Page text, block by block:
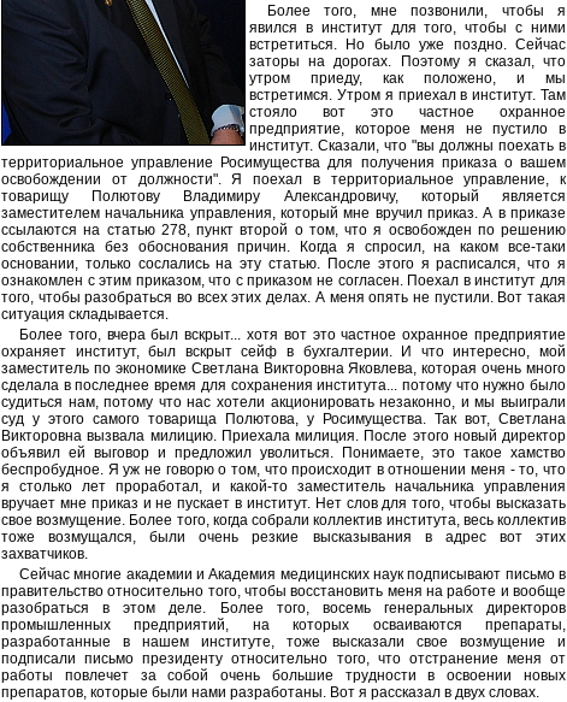
Более того, мне позвонили, чтобы я
явился в институт для того, чтобы с ними
встретиться. Но было уже поздно. Сейчас
заторы на дорогах. Поэтому я сказал, что
утром приеду, как положено, и мы
встретимся. Утром я приехал в институт. Там
стояло вот это частное охранное
предприятие, которое меня не пустило в
институт. Сказали, что "вы должны поехать в
территориальное управление Росимущества для получения приказа о вашем
освобождении от должности". Я поехал в территориальное управление, к
товарищу Полютову Владимиру Александровичу, который является
заместителем начальника управления, который мне вручил приказ. А в приказе
ссылаются на статью 278, пункт второй о том, что я освобожден по решению
собственника без обоснования причин. Когда я спросил, на каком все-таки
основании, только сослались на эту статью. После этого я расписался, что я
ознакомлен с этим приказом, что с приказом не согласен. Поехал в институт для
того, чтобы разобраться во всех этих делах. А меня опять не пустили. Вот такая
ситуация складывается.
Более того, вчера был вскрыт... хотя вот это частное охранное предприятие
охраняет институт, был вскрыт сейф в бухгалтерии. И что интересно, мой
заместитель по экономике Светлана Викторовна Яковлева, которая очень много
сделала в последнее время для сохранения института... потому что нужно было
судиться нам, потому что нас хотели акционировать незаконно, и мы выиграли
суд у этого самого товарища Полютова, у Росимущества. Так вот, Светлана
Викторовна вызвала милицию. Приехала милиция. После этого новый директор
объявил ей выговор и предложил уволиться. Понимаете, это такое хамство
беспробудное. Я уж не говорю о том, что происходит в отношении меня - то, что
я столько лет проработал, и какой-то заместитель начальника управления
вручает мне приказ и не пускает в институт. Нет слов для того, чтобы высказать
свое возмущение. Более того, когда собрали коллектив института, весь коллектив
тоже возмущался, были очень резкие высказывания в адрес вот этих
захватчиков.
Сейчас многие академии и Академия медицинских наук подписывают письмо в
правительство относительно того, чтобы восстановить меня на работе и вообще
разобраться в этом деле. Более того, восемь генеральных директоров
промышленных предприятий, на которых осваиваются препараты,
разработанные в нашем институте, тоже высказали свое возмущение и
подписали письмо президенту относительно того, что отстранение меня от
работы повлечет за собой очень большие трудности в освоении новых
препаратов, которые были нами разработаны. Вот я рассказал в двух словах.